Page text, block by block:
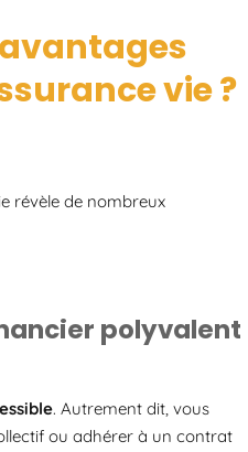
vie ?
révèle de nombreux
polyvalent
. Autrement dit, vous
ou adhérer à un contrat